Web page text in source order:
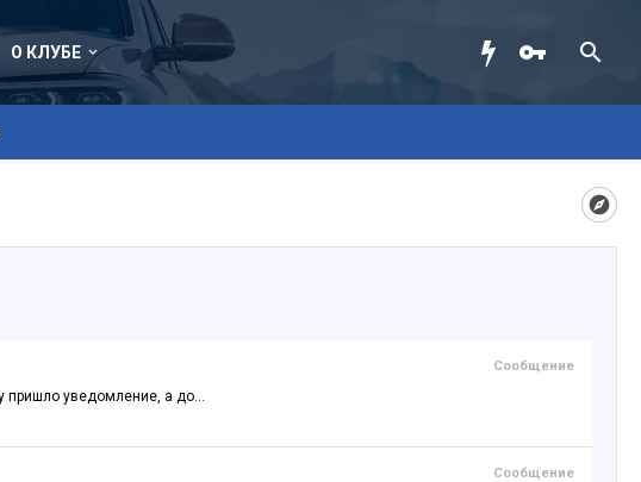
О КЛУБЕ
Сообщение
пришло уведомление, а до...
Сообщение